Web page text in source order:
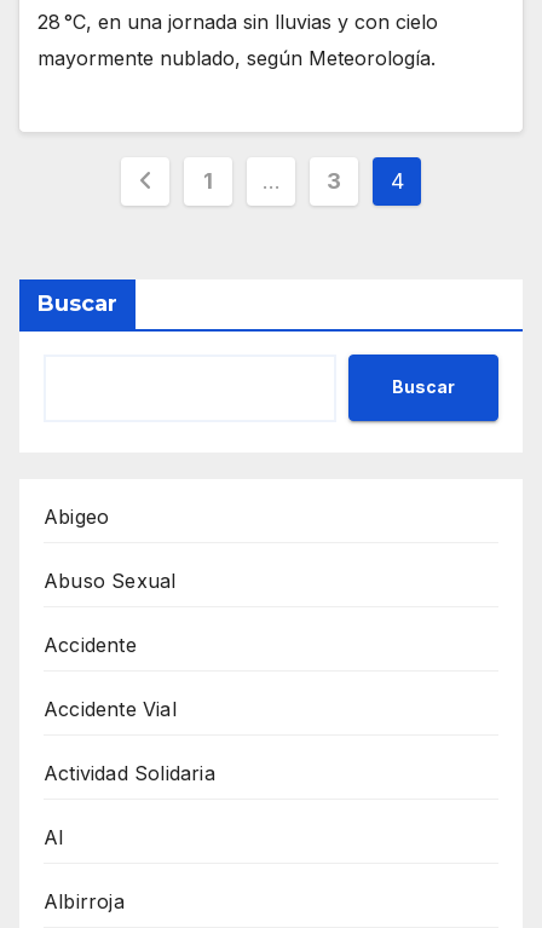
28 °C, en una jornada sin lluvias y con cielo
mayormente nublado, según Meteorología.
Paginación
entradas
1 … 3 4
Buscar
Buscar
Abigeo
Abuso Sexual
Accidente
Accidente Vial
Actividad Solidaria
AI
Albirroja